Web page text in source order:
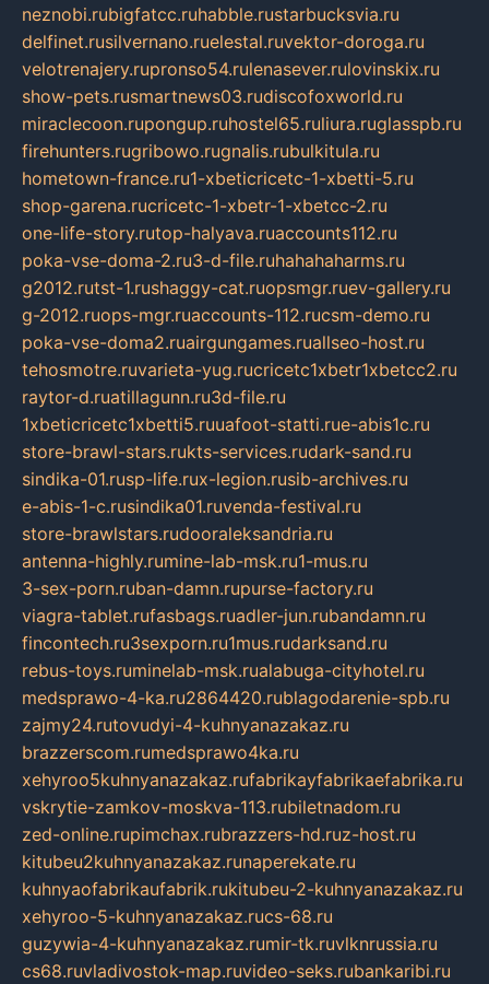
neznobi.rubigfatcc.ruhabble.rustarbucksvia.ru
delfinet.rusilvernano.ruelestal.ruvektor-doroga.ru
velotrenajery.rupronso54.rulenasever.rulovinskix.ru
show-pets.rusmartnews03.rudiscofoxworld.ru
miraclecoon.rupongup.ruhostel65.ruliura.ruglasspb.ru
firehunters.rugribowo.rugnalis.rubulkitula.ru
hometown-france.ru1-xbeticricetc-1-xbetti-5.ru
shop-garena.rucricetc-1-xbetr-1-xbetcc-2.ru
one-life-story.rutop-halyava.ruaccounts112.ru
poka-vse-doma-2.ru3-d-file.ruhahahaharms.ru
g2012.rutst-1.rushaggy-cat.ruopsmgr.ruev-gallery.ru
g-2012.ruops-mgr.ruaccounts-112.rucsm-demo.ru
poka-vse-doma2.ruairgungames.ruallseo-host.ru
tehosmotre.ruvarieta-yug.rucricetc1xbetr1xbetcc2.ru
raytor-d.ruatillagunn.ru3d-file.ru
1xbeticricetc1xbetti5.ruuafoot-statti.rue-abis1c.ru
store-brawl-stars.rukts-services.rudark-sand.ru
sindika-01.rusp-life.rux-legion.rusib-archives.ru
e-abis-1-c.rusindika01.ruvenda-festival.ru
store-brawlstars.rudooraleksandria.ru
antenna-highly.rumine-lab-msk.ru1-mus.ru
3-sex-porn.ruban-damn.rupurse-factory.ru
viagra-tablet.rufasbags.ruadler-jun.rubandamn.ru
fincontech.ru3sexporn.ru1mus.rudarksand.ru
rebus-toys.ruminelab-msk.rualabuga-cityhotel.ru
medsprawo-4-ka.ru2864420.rublagodarenie-spb.ru
zajmy24.rutovudyi-4-kuhnyanazakaz.ru
brazzerscom.rumedsprawo4ka.ru
xehyroo5kuhnyanazakaz.rufabrikayfabrikaefabrika.ru
vskrytie-zamkov-moskva-113.rubiletnadom.ru
zed-online.rupimchax.rubrazzers-hd.ruz-host.ru
kitubeu2kuhnyanazakaz.runaperekate.ru
kuhnyaofabrikaufabrik.rukitubeu-2-kuhnyanazakaz.ru
xehyroo-5-kuhnyanazakaz.rucs-68.ru
guzywia-4-kuhnyanazakaz.rumir-tk.ruvlknrussia.ru
cs68.ruvladivostok-map.ruvideo-seks.rubankaribi.ru